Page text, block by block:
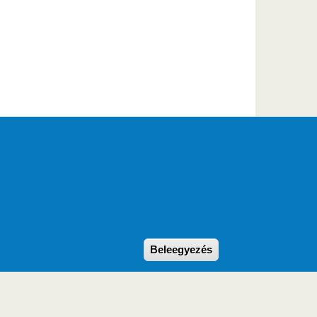
Beleegyezés